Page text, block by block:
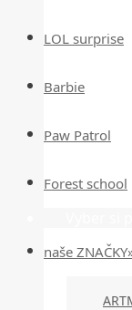
LOL surprise
Barbie
Paw Patrol
Forest school
naše